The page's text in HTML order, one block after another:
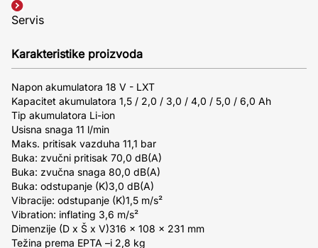
Servis
Karakteristike proizvoda
Napon akumulatora 18 V - LXT
Kapacitet akumulatora 1,5 / 2,0 / 3,0 / 4,0 / 5,0 / 6,0 Ah
Tip akumulatora Li-ion
Usisna snaga 11 l/min
Maks. pritisak vazduha 11,1 bar
Buka: zvučni pritisak 70,0 dB(A)
Buka: zvučna snaga 80,0 dB(A)
Buka: odstupanje (K)3,0 dB(A)
Vibracije: odstupanje (K)1,5 m/s²
Vibration: inflating 3,6 m/s²
Dimenzije (D x Š x V)316 x 108 x 231 mm
Težina prema EPTA –i 2,8 kg